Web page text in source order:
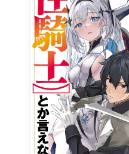
会社概要
採用情報
アクセス
オーバーラップホールディングス
オーバ
オーバー
オーバー